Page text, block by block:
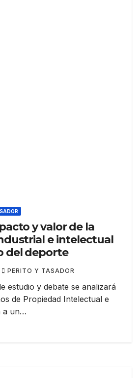
y valor de la
e intelectual
del deporte
PERITO Y TASADOR
estudio y debate se analizará
de Propiedad Intelectual e
a un…